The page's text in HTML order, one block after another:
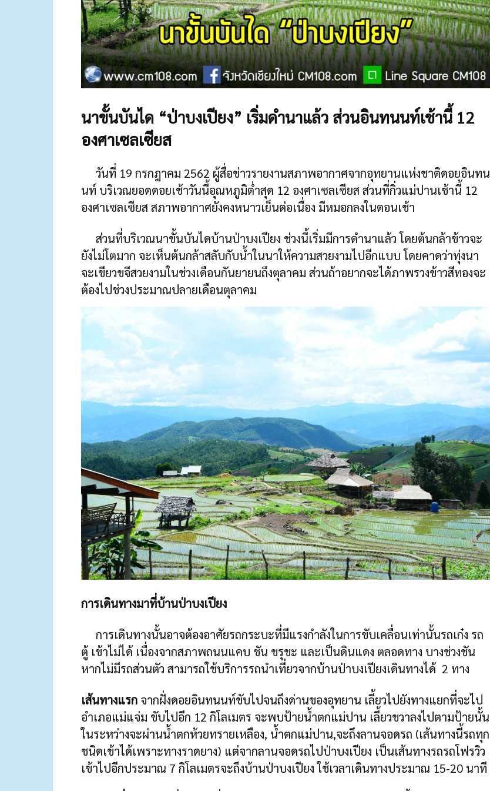
นาขั้นบันได “ป่าบงเปียง” เริ่มดำนาแล้ว ส่วนอินทนนท์เช้านี้ 12
องศาเซลเซียส
วันที่ 19 กรกฎาคม 2562 ผู้สื่อข่าวรายงานสภาพอากาศจากอุทยานแห่งชาติดอยอินทน
นท์ บริเวณยอดดอยเช้าวันนี้อุณหภูมิต่ำสุด 12 องศาเซลเซียส ส่วนที่กิ่วแม่ปานเช้านี้ 12
องศาเซลเซียส สภาพอากาศยังคงหนาวเย็นต่อเนื่อง มีหมอกลงในตอนเช้า
ส่วนที่บริเวณนาขั้นบันไดบ้านป่าบงเปียง ช่วงนี้เริ่มมีการดำนาแล้ว โดยต้นกล้าข้าวจะ
ยังไม่โตมาก จะเห็นต้นกล้าสลับกับน้ำในนาให้ความสวยงามไปอีกแบบ โดยคาดว่าทุ่งนา
จะเขียวขจีสวยงามในช่วงเดือนกันยายนถึงตุลาคม ส่วนถ้าอยากจะได้ภาพรวงข้าวสีทองจะ
ต้องไปช่วงประมาณปลายเดือนตุลาคม
การเดินทางมาที่บ้านป่าบงเปียง
การเดินทางนั้นอาจต้องอาศัยรถกระบะที่มีแรงกำลังในการขับเคลื่อนเท่านั้นรถเก๋ง รถ
ตู้ เข้าไม่ได้ เนื่องจากสภาพถนนแคบ ชัน ขรุขะ และเป็นดินแดง ตลอดทาง บางช่วงชัน
หากไม่มีรถส่วนตัว สามารถใช้บริการรถนำเที่ยวจากบ้านป่าบงเปียงเดินทางได้ 2 ทาง
เส้นทางแรก จากฝั่งดอยอินทนนท์ขับไปจนถึงด่านของอุทยาน เลี้ยวไปยังทางแยกที่จะไป
อำเภอแม่แจ่ม ขับไปอีก 12 กิโลเมตร จะพบป้ายน้ำตกแม่ปาน เลี้ยวขวาลงไปตามป้ายนั้น
ในระหว่างจะผ่านน้ำตกห้วยทรายเหลือง, น้ำตกแม่ปาน,จะถึงลานจอดรถ (เส้นทางนี้รถทุก
ชนิดเข้าได้เพราะทางราดยาง) แต่จากลานจอดรถไปป่าบงเปียง เป็นเส้นทางรถรถโฟรวิว
เข้าไปอีกประมาณ 7 กิโลเมตรจะถึงบ้านป่าบงเปียง ใช้เวลาเดินทางประมาณ 15-20 นาที